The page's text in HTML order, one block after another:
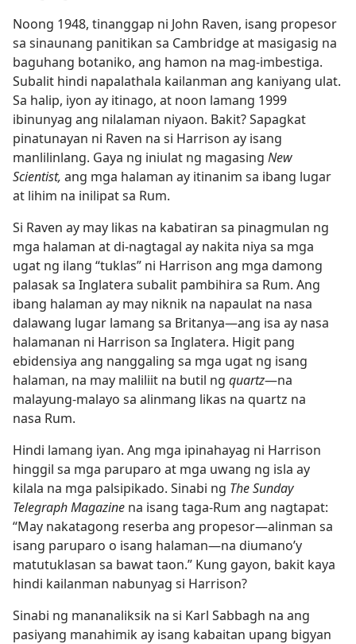
Noong 1948, tinanggap ni John Raven, isang propesor
sa sinaunang panitikan sa Cambridge at masigasig na
baguhang botaniko, ang hamon na mag-imbestiga.
Subalit hindi napalathala kailanman ang kaniyang ulat.
Sa halip, iyon ay itinago, at noon lamang 1999
ibinunyag ang nilalaman niyaon. Bakit? Sapagkat
pinatunayan ni Raven na si Harrison ay isang
manlilinlang. Gaya ng iniulat ng magasing New
Scientist, ang mga halaman ay itinanim sa ibang lugar
at lihim na inilipat sa Rum.
Si Raven ay may likas na kabatiran sa pinagmulan ng
mga halaman at di-nagtagal ay nakita niya sa mga
ugat ng ilang “tuklas” ni Harrison ang mga damong
palasak sa Inglatera subalit pambihira sa Rum. Ang
ibang halaman ay may niknik na napaulat na nasa
dalawang lugar lamang sa Britanya​—ang isa ay nasa
halamanan ni Harrison sa Inglatera. Higit pang
ebidensiya ang nanggaling sa mga ugat ng isang
halaman, na may maliliit na butil ng quartz​—na
malayung-malayo sa alinmang likas na quartz na
nasa Rum.
Hindi lamang iyan. Ang mga ipinahayag ni Harrison
hinggil sa mga paruparo at mga uwang ng isla ay
kilala na mga palsipikado. Sinabi ng The Sunday
Telegraph Magazine na isang taga-Rum ang nagtapat:
“May nakatagong reserba ang propesor​—alinman sa
isang paruparo o isang halaman​—na diumano’y
matutuklasan sa bawat taon.” Kung gayon, bakit kaya
hindi kailanman nabunyag si Harrison?
Sinabi ng mananaliksik na si Karl Sabbagh na ang
pasiyang manahimik ay isang kabaitan upang bigyan